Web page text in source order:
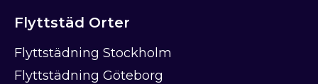
Flyttstäd Orter
Flyttstädning Stockholm
Flyttstädning Göteborg